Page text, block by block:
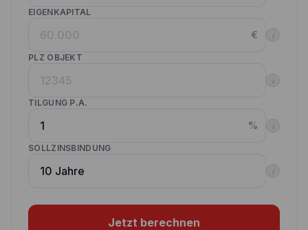
Kontakt
EIGENKAPITAL
€ i
PLZ OBJEKT
i
TILGUNG P.A.
% i
SOLLZINSBINDUNG
i
Jetzt berechnen